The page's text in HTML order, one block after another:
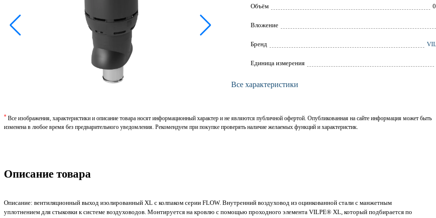
Объём
Вложение
Брeнд
Единица измерения
Все характеристики
* Все изображения, характеристики и описание товара носят информационный характер и не являются публичной офертой. Опубликованная на сайте информация может быть
изменена в любое время без предварительного уведомления. Рекомендуем при покупке проверять наличие желаемых функций и характеристик.
Описание товара
Описание: вентиляционный выход изолированный XL с колпаком серии FLOW. Внутренний воздуховод из оцинкованной стали с манжетным
уплотнением для стыковки к системе воздуховодов. Монтируется на кровлю с помощью проходного элемента VILPE® XL, который подбирается по